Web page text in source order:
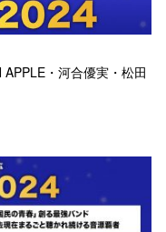
・河合優実・松田